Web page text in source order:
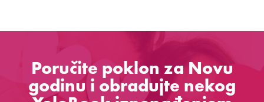
Poručite poklon za Novu
godinu i obradujte nekog